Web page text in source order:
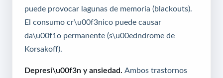
puede provocar lagunas de memoria (blackouts).
El consumo cr\u00f3nico puede causar
da\u00f1o permanente (s\u00edndrome de
Korsakoff).
Depresi\u00f3n y ansiedad.
Ambos trastornos